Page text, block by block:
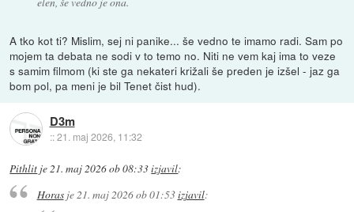
A tko kot ti? Mislim, sej ni panike... še vedno te imamo radi. Sam po
mojem ta debata ne sodi v to temo no. Niti ne vem kaj ima to veze
s samim filmom (ki ste ga nekateri križali še preden je izšel - jaz ga
bom pol, pa meni je bil Tenet čist hud).
D3m
::21. maj 2026, 11:32
Pithlit je21. maj 2026 ob 08:33izjavil:
Horasje21. maj 2026 ob 01:53izjavil: